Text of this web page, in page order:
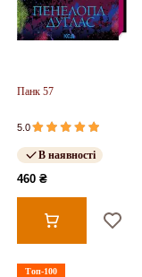
Панк 57
5.0
В наявності
460 ₴
Топ-100